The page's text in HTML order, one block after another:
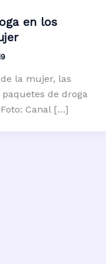
en los
la mujer, las
de droga
Canal […]